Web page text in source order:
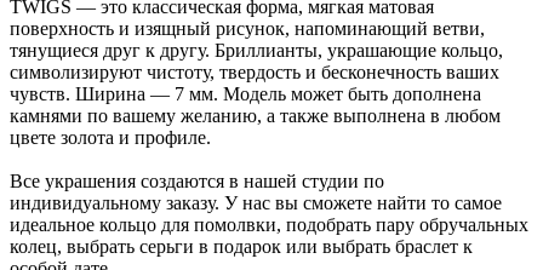
TWIGS — это классическая форма, мягкая матовая
поверхность и изящный рисунок, напоминающий ветви,
тянущиеся друг к другу. Бриллианты, украшающие кольцо,
символизируют чистоту, твердость и бесконечность ваших
чувств. Ширина — 7 мм. Модель может быть дополнена
камнями по вашему желанию, а также выполнена в любом
цвете золота и профиле.
Все украшения создаются в нашей студии по
индивидуальному заказу. У нас вы сможете найти то самое
идеальное кольцо для помолвки, подобрать пару обручальных
колец, выбрать серьги в подарок или выбрать браслет к